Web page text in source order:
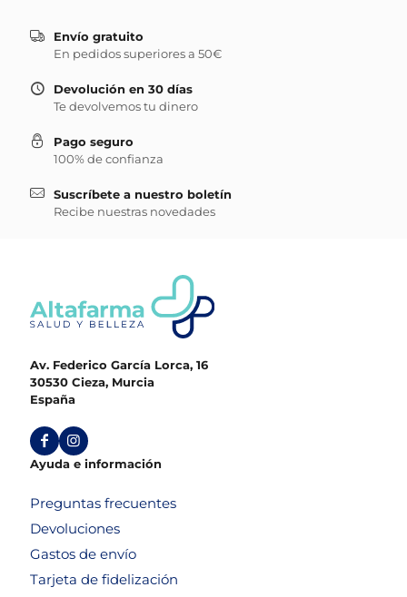
Envío gratuito
En pedidos superiores a 50€
Devolución en 30 días
Te devolvemos tu dinero
Pago seguro
100% de confianza
Suscríbete a nuestro boletín
Recibe nuestras novedades
Av. Federico García Lorca, 16
30530 Cieza, Murcia
España
Ayuda e información
Preguntas frecuentes
Devoluciones
Gastos de envío
Tarjeta de fidelización